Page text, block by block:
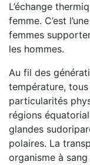
L’échange
femme. C’est
femmes
les hommes.
Au fil des
température,
particularités
régions
glandes
polaires. La
organisme à